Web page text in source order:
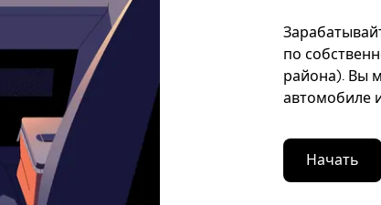
по
района). Вы
автомобиле
Начать